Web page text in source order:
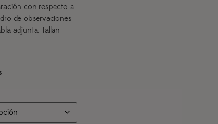
con respecto a
de observaciones
adjunta. tallan